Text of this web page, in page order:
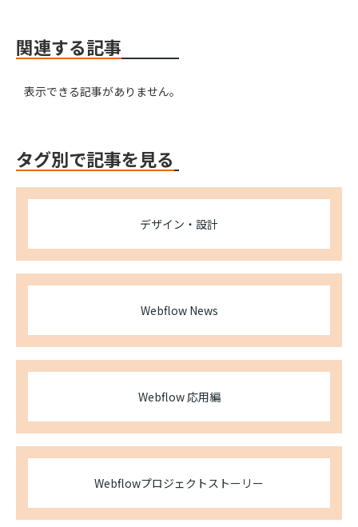
関連する記事
表示できる記事がありません。
タグ別で記事を見る
デザイン・設計
Webflow News
Webflow 応用編
Webflowプロジェクトストーリー